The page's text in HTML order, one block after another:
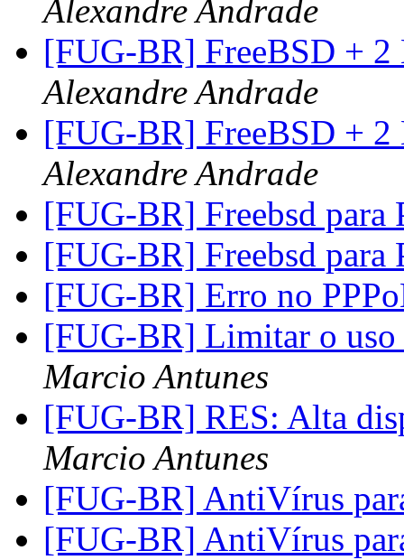
Alexandre Andrade
[FUG-BR] FreeBSD +
Alexandre Andrade
[FUG-BR] FreeBSD +
Alexandre Andrade
[FUG-BR] Freebsd para
[FUG-BR] Freebsd para
[FUG-BR] Erro no
[FUG-BR] Limitar o
Marcio Antunes
[FUG-BR] RES: Alta
Marcio Antunes
[FUG-BR] AntiVírus
[FUG-BR] AntiVírus